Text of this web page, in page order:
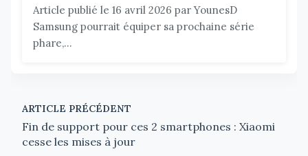
Article publié le 16 avril 2026 par YounesD
Samsung pourrait équiper sa prochaine série
phare,...
ARTICLE PRÉCÉDENT
Fin de support pour ces 2 smartphones : Xiaomi
cesse les mises à jour